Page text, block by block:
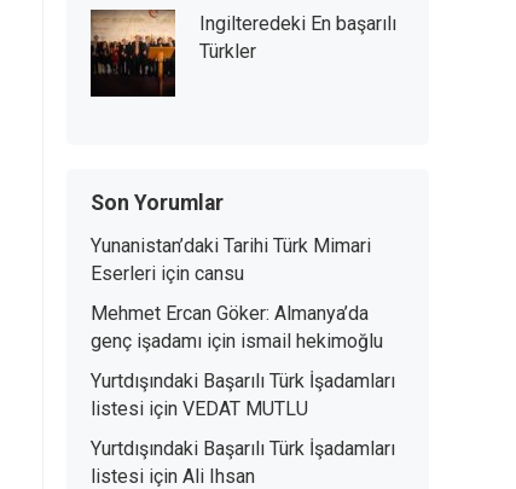
Ingilteredeki En başarılı
Türkler
Son Yorumlar
Yunanistan’daki Tarihi Türk Mimari
Eserleri için cansu
Mehmet Ercan Göker: Almanya’da
genç işadamı için ismail hekimoğlu
Yurtdışındaki Başarılı Türk İşadamları
listesi için VEDAT MUTLU
Yurtdışındaki Başarılı Türk İşadamları
listesi için Ali Ihsan